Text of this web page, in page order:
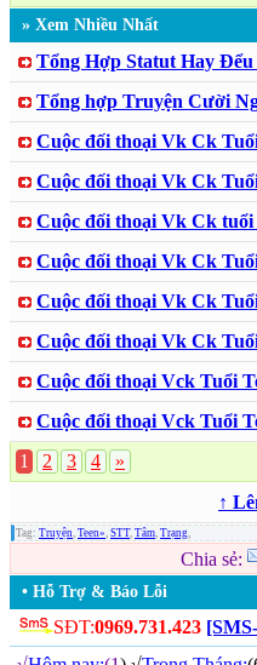
» Xem Nhiều Nhất
Tổng Hợp Statut Hay Đểu
Tổng hợp Truyện Cười
Cuộc đối thoại Vk Ck
Cuộc đối thoại Vk Ck
Cuộc đối thoại Vk Ck tuổi
Cuộc đối thoại Vk Ck
Cuộc đối thoại Vk Ck
Cuộc đối thoại Vk Ck
Cuộc đối thoại Vck Tuổi
Cuộc đối thoại Vck Tuổi
1
2 3 4
»
↑
Tag: Truyện, Teen», STT, Tâm, Trạng,
Chia sẻ:
• Hỗ Trợ & Báo Lỗi
SĐT:0969.731.423